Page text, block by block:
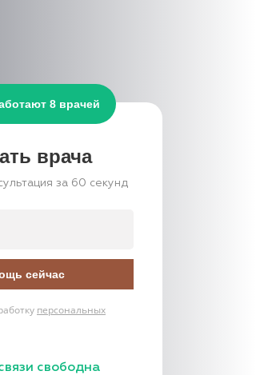
8 врачей
врача
за 60 секунд
сейчас
персональных
свободна